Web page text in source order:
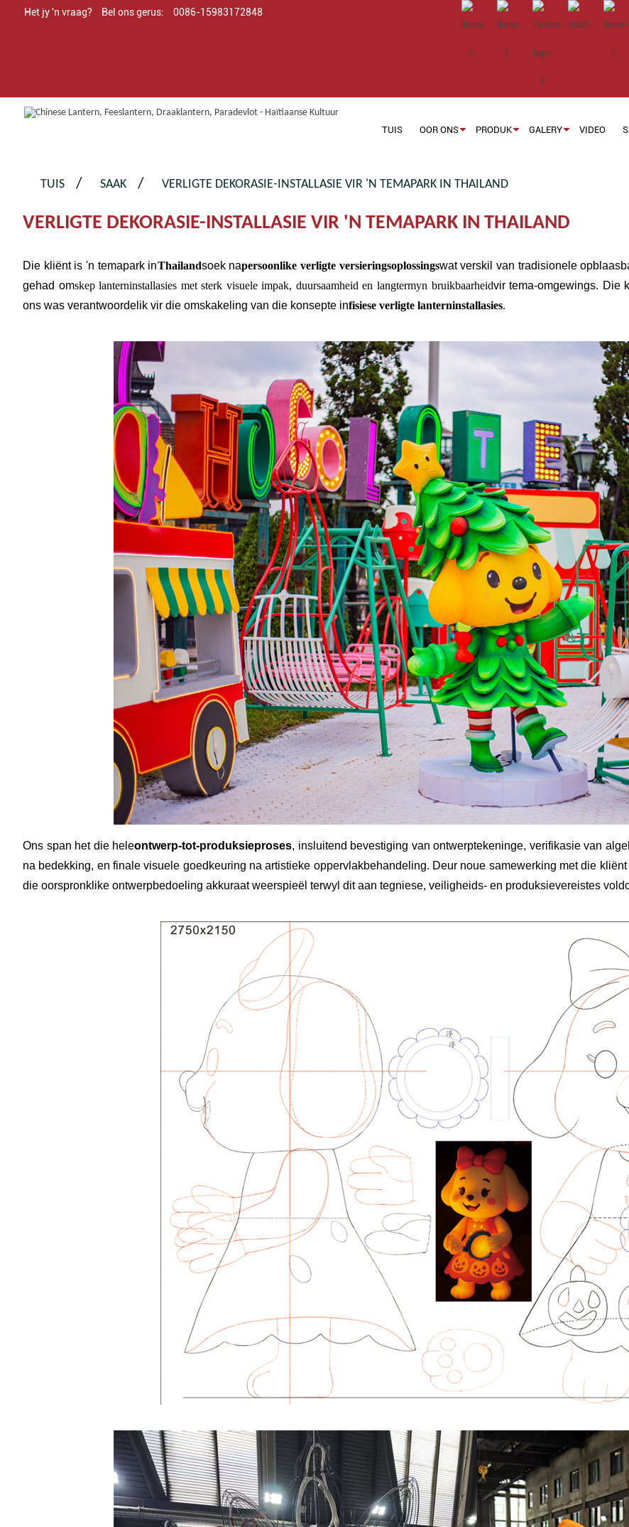
Het jy 'n vraag? Bel ons gerus: 0086-15983172848
TUIS OOR ONS PRODUK GALERY VIDEO
TUIS SAAK VERLIGTE DEKORASIE-INSTALLASIE VIR 'N TEMAPARK IN THAILAND
VERLIGTE DEKORASIE-INSTALLASIE VIR 'N TEMAPARK IN THAILAND
Die kliënt is 'n temapark inThailandsoek napersoonlike verligte versieringsoplossingswat verskil van tradisionele
gehad omskep lanterninstallasies met sterk visuele impak, duursaamheid en langtermyn bruikbaarheidvir tema-omgewings. Die
ons was verantwoordelik vir die omskakeling van die konsepte infisiese verligte lanterninstallasies.
Ons span het die heleontwerp-tot-produksieproses, insluitend bevestiging van ontwerptekeninge, verifikasie van
na bedekking, en finale visuele goedkeuring na artistieke oppervlakbehandeling. Deur noue samewerking met die
die oorspronklike ontwerpbedoeling akkuraat weerspieël terwyl dit aan tegniese, veiligheids- en produksievereistes